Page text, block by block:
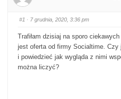
#1 · 7 grudnia, 2020, 3:36 pm
Trafiłam dzisiaj na sporo
jest oferta od firmy Socialtime.
i powiedzieć jak wygląda z nimi
można liczyć?